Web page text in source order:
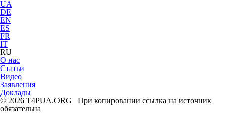
UA
DE
EN
ES
FR
IT
RU
О нас
Статьи
Видео
Заявления
Доклады
© 2026 T4PUA.ORG При копировании ссылка на источник
обязательна